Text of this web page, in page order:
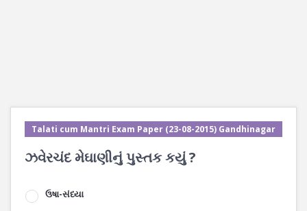
Talati cum Mantri Exam Paper (23-08-2015) Gandhinagar
ઝવેરચંદ મેઘાણીનું પુસ્તક કયું ?
ઉષા-સંધ્યા